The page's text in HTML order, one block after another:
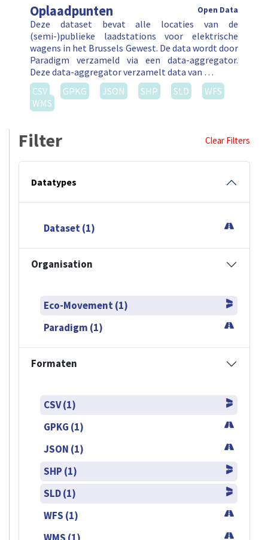
Oplaadpunten Open Data
Deze dataset bevat alle locaties van de
(semi-)publieke laadstations voor elektrische
wagens in het Brussels Gewest. De data wordt door
Paradigm verzameld via een data-aggregator.
Deze data-aggregator verzamelt data van …
CSV
GPKG JSON SHP SLD
WFS
WMS
Filter Clear Filters
Datatypes
Dataset (1)
Organisation
Eco-Movement (1)
Paradigm (1)
Formaten
CSV (1)
GPKG (1)
JSON (1)
SHP (1)
SLD (1)
WFS (1)